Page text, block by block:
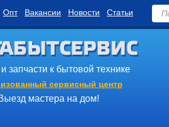
Опт Вакансии Новости Статьи
запчасти к бытовой технике
сервисный центр
мастера на дом!